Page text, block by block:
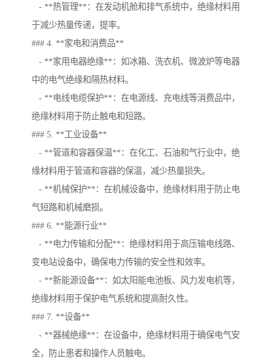
- **热管理**：在发动机舱和排气系统中，绝缘材料用
于减少热量传递，提率。
### 4. **家电和消费品**
- **家用电器绝缘**：如冰箱、洗衣机、微波炉等电器
中的电气绝缘和隔热材料。
- **电线电缆保护**：在电源线、充电线等消费品中，
绝缘材料用于防止触电和短路。
### 5. **工业设备**
- **管道和容器保温**：在化工、石油和气行业中，绝
缘材料用于管道和容器的保温，减少热量损失。
- **机械保护**：在机械设备中，绝缘材料用于防止电
气短路和机械磨损。
### 6. **能源行业**
- **电力传输和分配**：绝缘材料用于高压输电线路、
变电站设备中，确保电力传输的安全性和效率。
- **新能源设备**：如太阳能电池板、风力发电机等，
绝缘材料用于保护电气系统和提高耐久性。
### 7. **设备**
- **器械绝缘**：在设备中，绝缘材料用于确保电气安
全，防止患者和操作人员触电。